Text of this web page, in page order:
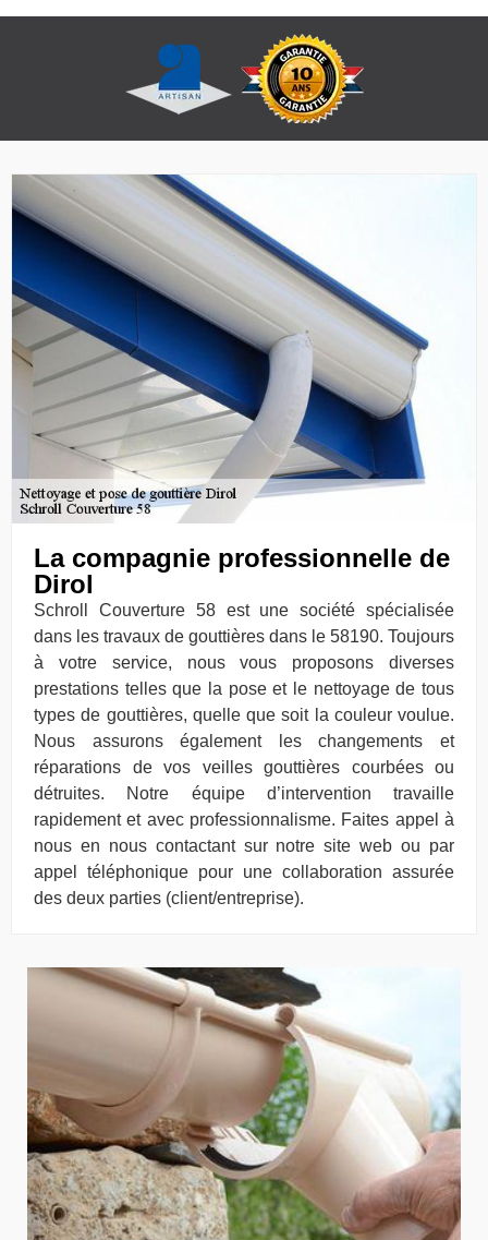
La compagnie professionnelle de
Dirol
Schroll Couverture 58 est une société spécialisée
dans les travaux de gouttières dans le 58190. Toujours
à votre service, nous vous proposons diverses
prestations telles que la pose et le nettoyage de tous
types de gouttières, quelle que soit la couleur voulue.
Nous assurons également les changements et
réparations de vos veilles gouttières courbées ou
détruites. Notre équipe d’intervention travaille
rapidement et avec professionnalisme. Faites appel à
nous en nous contactant sur notre site web ou par
appel téléphonique pour une collaboration assurée
des deux parties (client/entreprise).